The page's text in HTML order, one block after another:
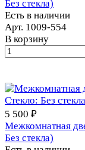
Без стекла)
Есть в наличии
Арт. 1009-554
В корзину
5 500 ₽
Межкомнатная
Без стекла)